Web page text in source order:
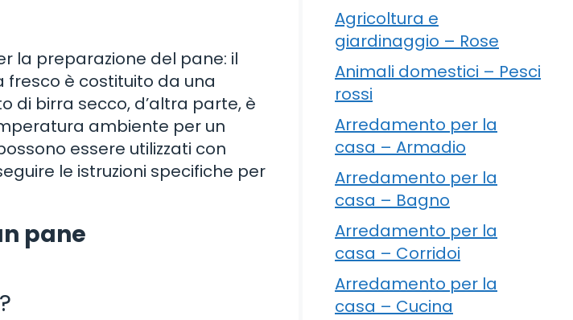
la preparazione del pane: il
fresco è costituito da una
di birra secco, d’altra parte, è
ambiente per un
essere utilizzati con
le istruzioni specifiche per
pane
Agricoltura e
giardinaggio – Rose
Animali domestici – Pesci
rossi
Arredamento per la
casa – Armadio
Arredamento per la
casa – Bagno
Arredamento per la
casa – Corridoi
Arredamento per la
casa – Cucina